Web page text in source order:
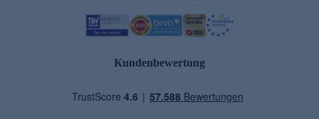
Kundenbewertung